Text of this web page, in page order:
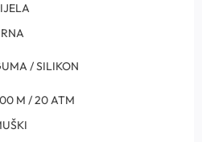
/ SILIKON
M / 20 ATM